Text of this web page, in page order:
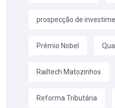
prospecção de
Prêmio Nobel
Railtech Matozinhos
Reforma Tributária